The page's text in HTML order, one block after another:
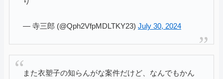
— 寺三郎 (@Qph2VfpMDLTKY23) July 30, 2024
また衣塑子の知らんがな案件だけど、なんでもかん